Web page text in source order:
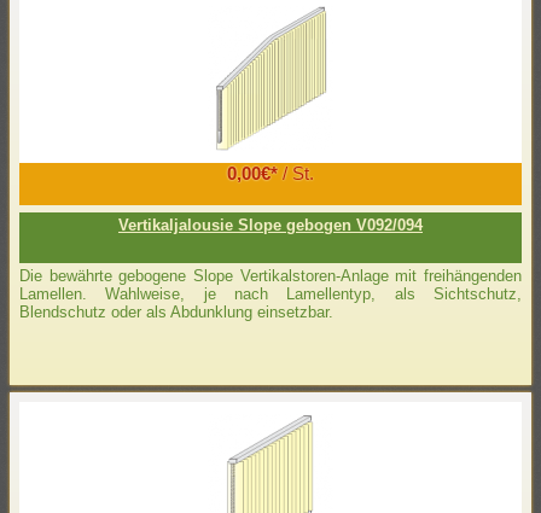
0,00€*/ St.
Vertikaljalousie Slope gebogen V092/094
Die bewährte gebogene Slope Vertikalstoren-Anlage mit freihängenden
Lamellen. Wahlweise, je nach Lamellentyp, als Sichtschutz,
Blendschutz oder als Abdunklung einsetzbar.